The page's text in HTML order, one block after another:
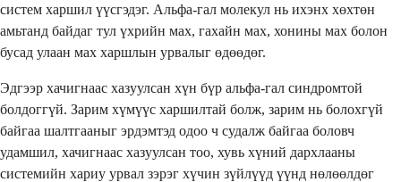
систем харшил үүсгэдэг. Альфа-гал молекул нь ихэнх хөхтөн
амьтанд байдаг тул үхрийн мах, гахайн мах, хонины мах болон
бусад улаан мах харшлын урвалыг өдөөдөг.
Эдгээр хачигнаас хазуулсан хүн бүр альфа-гал синдромтой
болдоггүй. Зарим хүмүүс харшилтай болж, зарим нь болохгүй
байгаа шалтгааныг эрдэмтэд одоо ч судалж байгаа боловч
удамшил, хачигнаас хазуулсан тоо, хувь хүний дархлааны
системийн хариу урвал зэрэг хүчин зүйлүүд үүнд нөлөөлдөг